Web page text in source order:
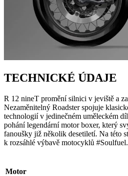
TECHNICKÉ ÚDAJE
R 12 nineT promění silnici v jeviště a
Nezaměnitelný Roadster spojuje
technologií v jedinečném uměleckém
pohání legendární motor boxer, který
fanoušky již několik desetiletí. Na této
k rozsáhlé výbavě motocyklů #Soulfuel.
Motor